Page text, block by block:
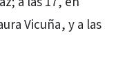
Vicuña, y a las